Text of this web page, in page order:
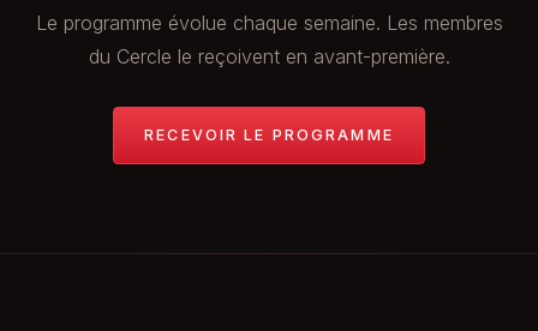
Le programme évolue chaque semaine. Les membres
du Cercle le reçoivent en avant-première.
RECEVOIR LE PROGRAMME